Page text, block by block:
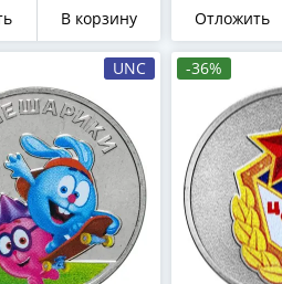
В корзину Отложить
UNC -36%